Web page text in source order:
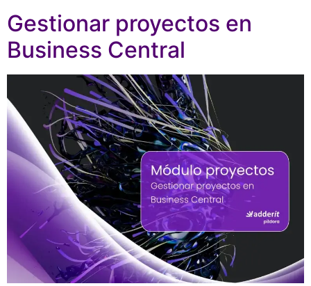
Gestionar proyectos en
Business Central